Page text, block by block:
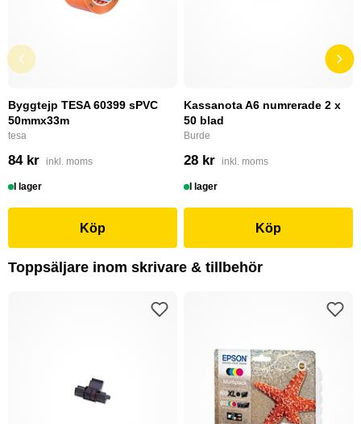
Byggtejp TESA 60399 sPVC
50mmx33m
tesa
84 kr inkl. moms
I lager
Köp
Kassanota A6 numrerade 2 x
50 blad
Burde
28 kr inkl. moms
I lager
Köp
Toppsäljare inom skrivare & tillbehör